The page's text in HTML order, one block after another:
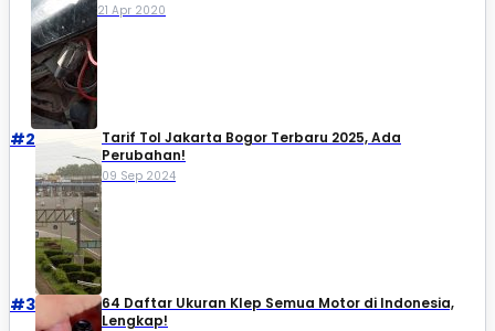
21 Apr 2020
#2
Tarif Tol Jakarta Bogor Terbaru 2025, Ada
Perubahan!
09 Sep 2024
#3
64 Daftar Ukuran Klep Semua Motor di Indonesia,
Lengkap!